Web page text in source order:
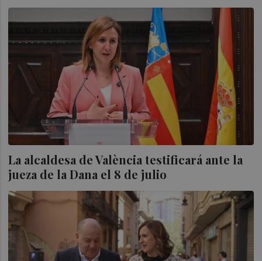
La alcaldesa de València testificará ante la
jueza de la Dana el 8 de julio